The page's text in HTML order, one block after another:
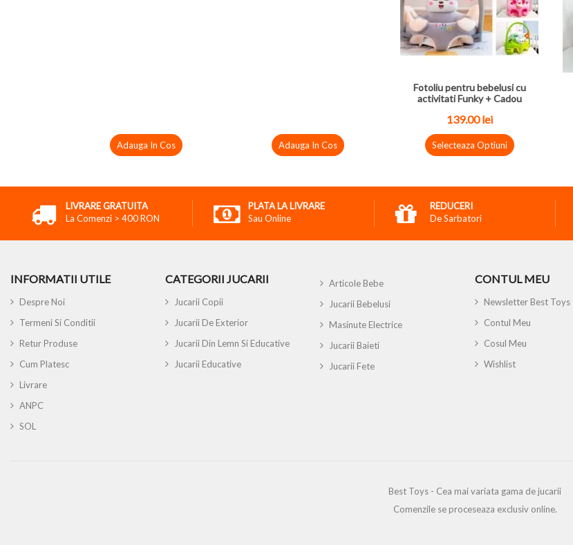
Adauga In Cos Adauga In Cos
Fotoliu pentru bebelusi cu
activitati Funky + Cadou
139.00lei
Selecteaza Optiuni
LIVRARE GRATUITA
La Comenzi > 400 RON
PLATA LA LIVRARE
Sau Online
REDUCERI
De Sarbatori
INFORMATII UTILE
Despre Noi
Termeni Si Conditii
Retur Produse
Cum Platesc
Livrare
ANPC
SOL
CATEGORII JUCARII
Jucarii Copii
Jucarii De Exterior
Jucarii Din Lemn Si Educative
Jucarii Educative
Articole Bebe
Jucarii Bebelusi
Masinute Electrice
Jucarii Baieti
Jucarii Fete
CONTUL MEU
Newsletter Best Toys
Contul Meu
Cosul Meu
Wishlist
Best Toys - Cea mai variata gama de jucarii
Comenzile se proceseaza exclusiv online.